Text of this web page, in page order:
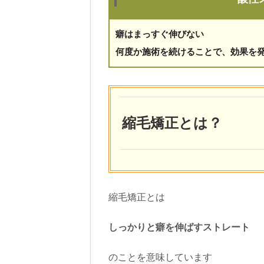
癖はまっすぐ伸びない
何度か施術を続けることで、効果を
縮毛矯正とは？
縮毛矯正とは
しっかりと癖を伸ばすストレート
のことを意味しています